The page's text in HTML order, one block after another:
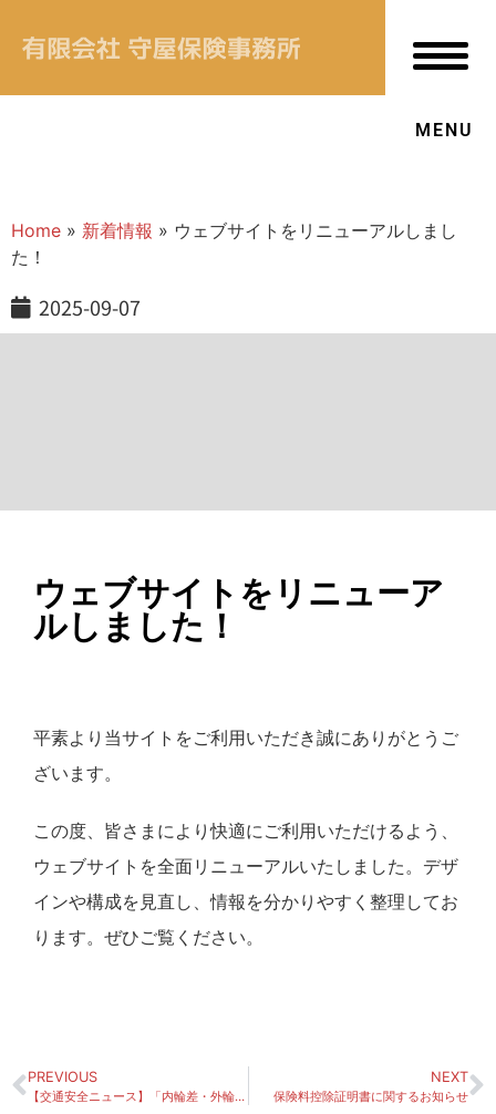
MENU
Home » 新着情報 » ウェブサイトをリニューアルしまし
た！
2025-09-07
ウェブサイトをリニューア
ルしました！
平素より当サイトをご利用いただき誠にありがとうご
ざいます。
この度、皆さまにより快適にご利用いただけるよう、
ウェブサイトを全面リニューアルいたしました。デザ
インや構成を見直し、情報を分かりやすく整理してお
ります。ぜひご覧ください。
PREVIOUS
【交通安全ニュース】「内輪差・外輪差」を意識した安全運転
NEXT
保険料控除証明書に関するお知らせ
新着情報
OUR VALUE
↳ プライバシーポリシー
情報セキュリティ基本方針
ホームへ戻る >>